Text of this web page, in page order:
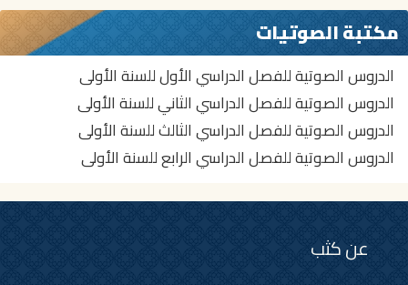
مكتبة الصوتيات
الدروس الصوتية للفصل الدراسي الأول للسنة الأولى
الدروس الصوتية للفصل الدراسي الثاني للسنة الأولى
الدروس الصوتية للفصل الدراسي الثالث للسنة الأولى
الدروس الصوتية للفصل الدراسي الرابع للسنة الأولى
عن كثب